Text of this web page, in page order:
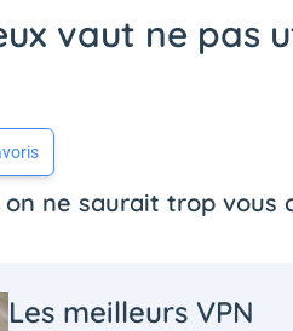
vaut ne pas
ne saurait trop vous
Les meilleurs VPN